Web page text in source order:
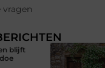
vragen
blijft